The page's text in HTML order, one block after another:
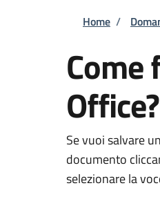
Home /
Come
Office?
Se vuoi salvare
documento
selezionare la